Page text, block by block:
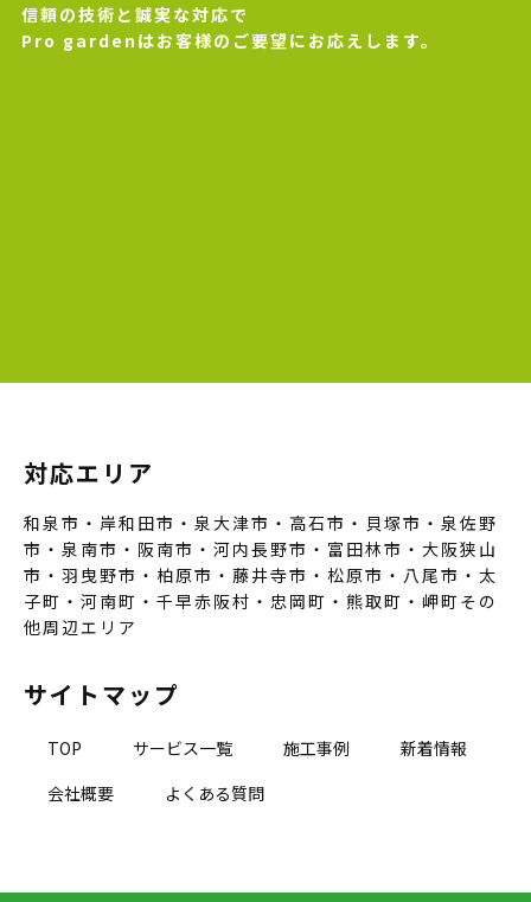
信頼の技術と誠実な対応で
Pro gardenはお客様のご要望にお応えします。
対応エリア
和泉市・岸和田市・泉大津市・高石市・貝塚市・泉佐野
市・泉南市・阪南市・河内長野市・富田林市・大阪狭山
市・羽曳野市・柏原市・藤井寺市・松原市・八尾市・太
子町・河南町・千早赤阪村・忠岡町・熊取町・岬町その
他周辺エリア
サイトマップ
TOP サービス一覧 施工事例
新着情報
会社概要
よくある質問